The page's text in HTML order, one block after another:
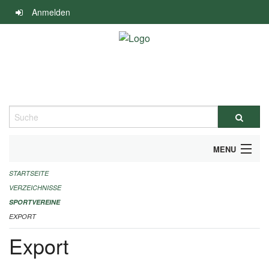
Navigation
überspringen
Anmelden
Suche
MENU
ALLGEMEINE INFORMATIONEN
FINANZIELLE UNTERSTÜTZUNG BENÖTIGT?
KONTAKT
STARTSEITE
VERZEICHNISSE
SPORTVEREINE
EXPORT
Export